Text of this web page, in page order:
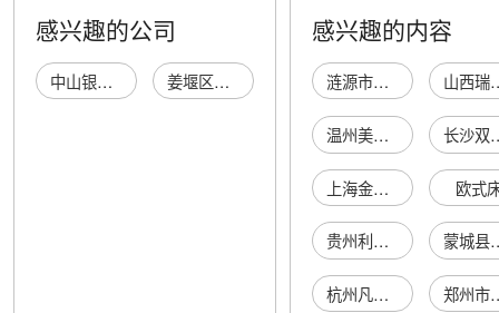
感兴趣的公司
中山银夹厂 姜堰区成银夹芯板厂
感兴趣的内容
涟源市伍贰零生活圈线下服务中心 山西瑞华达
温州美梵林贸易有限公司 长沙双
上海金机塬投资管理有限公司 欧式
贵州利俊发贸易有限公司 蒙城县垒
杭州凡闻科技有限公司 郑州市管